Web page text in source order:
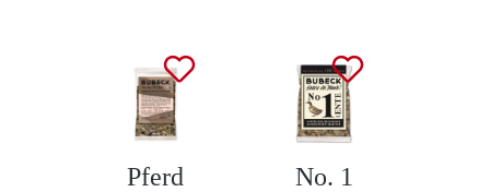
Pferd
No. 1